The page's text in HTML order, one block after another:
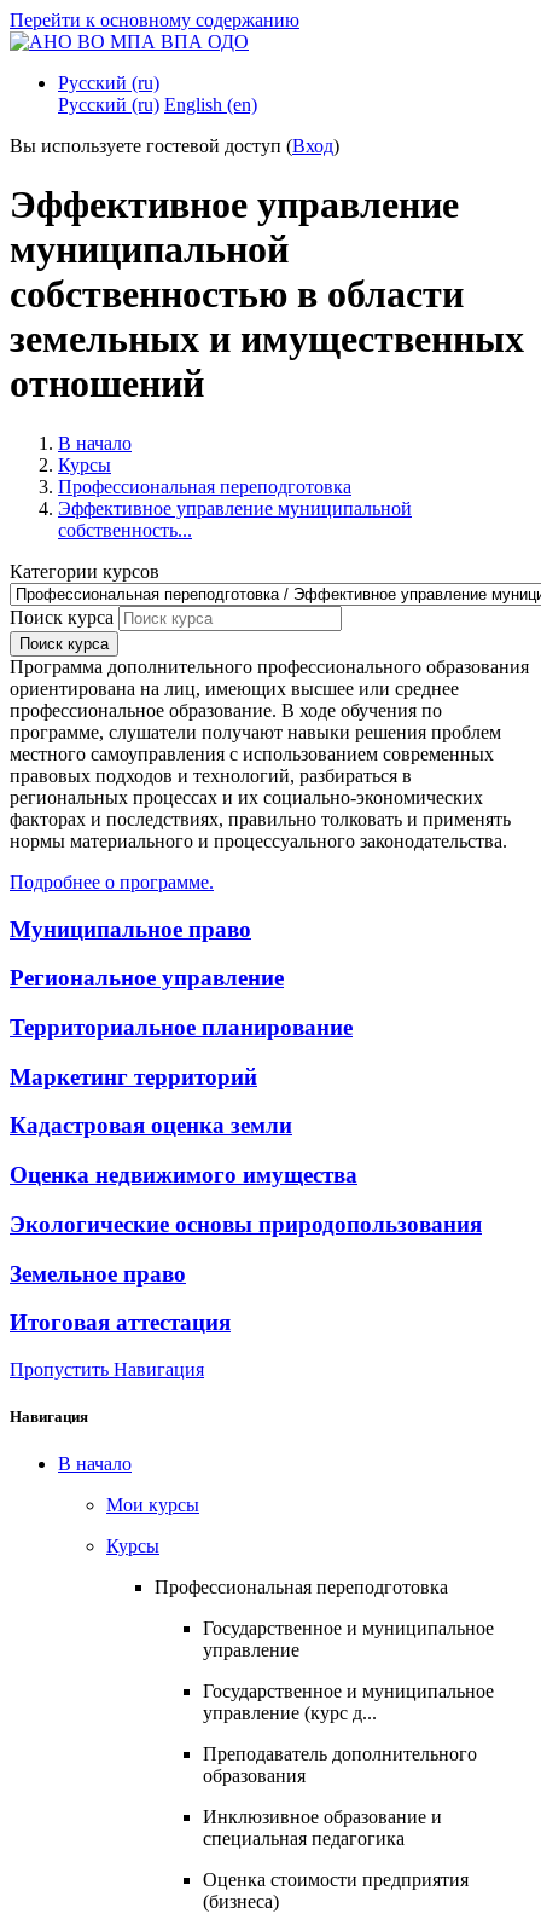
Перейти к основному содержанию
Русский ‎(ru)‎
Русский ‎(ru)‎ English ‎(en)‎
Вы используете гостевой доступ (Вход)
Эффективное управление
муниципальной
собственностью в области
земельных и имущественных
отношений
В начало
Курсы
Профессиональная переподготовка
Эффективное управление муниципальной
собственность...
Категории курсов
Поиск курса
Поиск курса
Программа дополнительного профессионального образования
ориентирована на лиц, имеющих высшее или среднее
профессиональное образование. В ходе обучения по
программе, слушатели получают навыки решения проблем
местного самоуправления с использованием современных
правовых подходов и технологий, разбираться в
региональных процессах и их социально-экономических
факторах и последствиях, правильно толковать и применять
нормы материального и процессуального законодательства.
Подробнее о программе.
Муниципальное право
Региональное управление
Территориальное планирование
Маркетинг территорий
Кадастровая оценка земли
Оценка недвижимого имущества
Экологические основы природопользования
Земельное право
Итоговая аттестация
Пропустить Навигация
Навигация
В начало
Мои курсы
Курсы
Профессиональная переподготовка
Государственное и муниципальное
управление
Государственное и муниципальное
управление (курс д...
Преподаватель дополнительного
образования
Инклюзивное образование и
специальная педагогика
Оценка стоимости предприятия
(бизнеса)